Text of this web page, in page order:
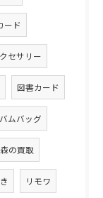
ード
セサリー
図書カード
ムバッグ
の買取
リモワ